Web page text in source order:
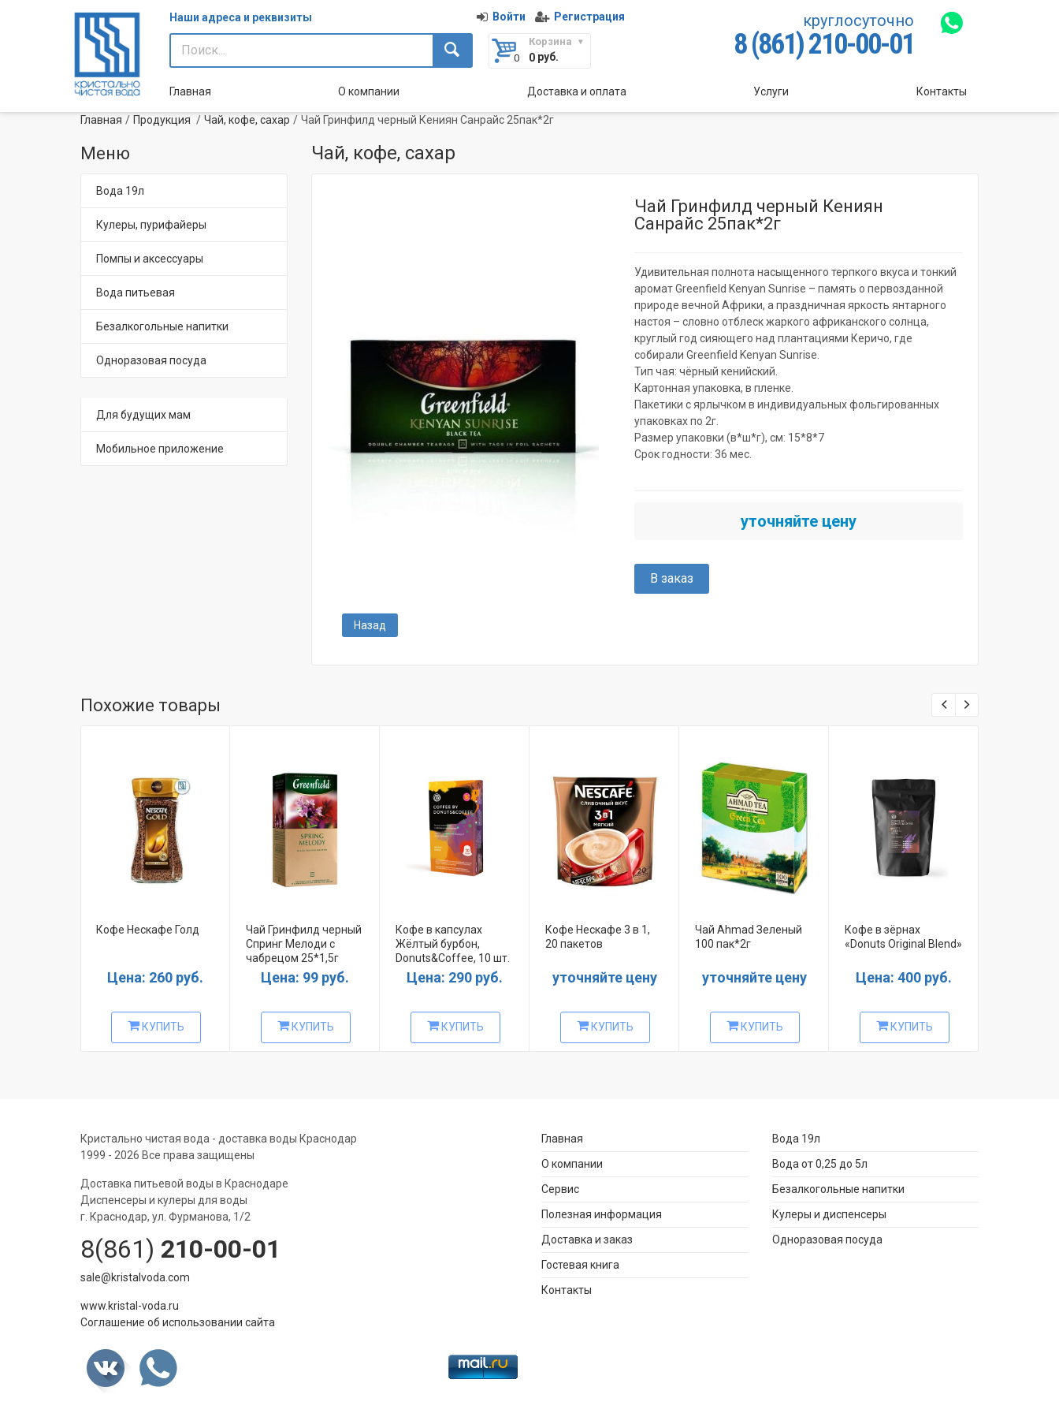
Войти Регистрация
Наши адреса и реквизиты
Корзина
0руб.
круглосуточно
8 (861) 210-00-01
Главная О компании Доставка и оплата Услуги Контакты
Главная Продукция Чай, кофе, сахар Чай Гринфилд черный Кениян Санрайс 25пак*2г
Меню
Вода 19л
Кулеры, пурифайеры
Помпы и аксессуары
Вода питьевая
Безалкогольные напитки
Одноразовая посуда
Для будущих мам
Мобильное приложение
Чай, кофе, сахар
Чай Гринфилд черный Кениян
Санрайс 25пак*2г
Удивительная полнота насыщенного терпкого вкуса и тонкий
аромат Greenfield Kenyan Sunrise – память о первозданной
природе вечной Африки, а праздничная яркость янтарного
настоя – словно отблеск жаркого африканского солнца,
круглый год сияющего над плантациями Керичо, где
собирали Greenfield Kenyan Sunrise.
Тип чая: чёрный кенийский.
Картонная упаковка, в пленке.
Пакетики с ярлычком в индивидуальных фольгированных
упаковках по 2г.
Размер упаковки (в*ш*г), см: 15*8*7
Срок годности: 36 мес.
уточняйте цену
В заказ
Назад
Похожие товары
Кофе Нескафе Голд
Цена: 260 руб.
КУПИТЬ
Чай Гринфилд черный
Спринг Мелоди с
чабрецом 25*1,5г
Цена: 99 руб.
КУПИТЬ
Кофе в капсулах
Жёлтый бурбон,
Donuts&Coffee, 10 шт.
Цена: 290 руб.
КУПИТЬ
Кофе Нескафе 3 в 1,
20 пакетов
уточняйте цену
КУПИТЬ
Чай Ahmad Зеленый
100 пак*2г
уточняйте цену
КУПИТЬ
Кофе в зёрнах
«Donuts Original Blend»
Цена: 400 руб.
КУПИТЬ
Кристально чистая вода - доставка воды Краснодар
1999 - 2026 Все права защищены
Доставка питьевой воды в Краснодаре
Диспенсеры и кулеры для воды
г. Краснодар, ул. Фурманова, 1/2
8(861) 210-00-01
sale@kristalvoda.com
www.kristal-voda.ru
Соглашение об использовании сайта
Главная
О компании
Сервис
Полезная информация
Доставка и заказ
Гостевая книга
Контакты
Вода 19л
Вода от 0,25 до 5л
Безалкогольные напитки
Кулеры и диспенсеры
Одноразовая посуда